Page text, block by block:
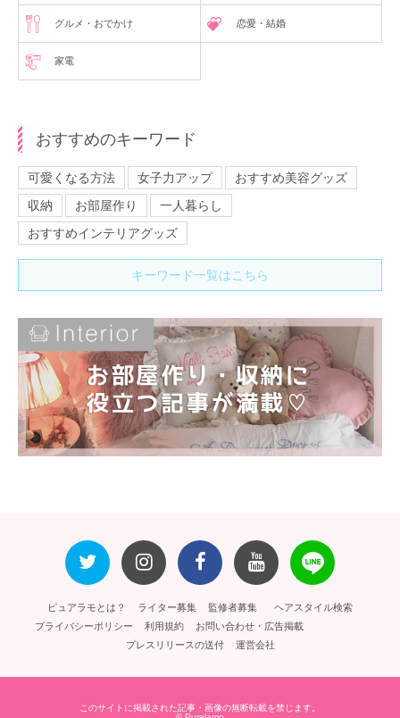
グルメ・おでかけ 恋愛・結婚
家電
おすすめのキーワード
可愛くなる方法 女子力アップ
おすすめ美容グッズ
収納
お部屋作り
一人暮らし
おすすめインテリアグッズ
キーワード一覧はこちら
ピュアラモとは？ ライター募集 監修者募集
ヘアスタイル検索
プライバシーポリシー
利用規約
お問い合わせ・広告掲載
プレスリリースの送付
運営会社
このサイトに掲載された記事・画像の無断転載を禁じます。